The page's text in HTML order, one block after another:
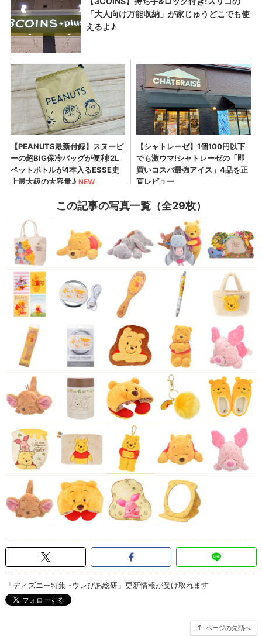
この記事の写真一覧（全29枚）
「ディズニー特集 -ウレぴあ総研」更新情報が受け取れます
ページの先頭へ